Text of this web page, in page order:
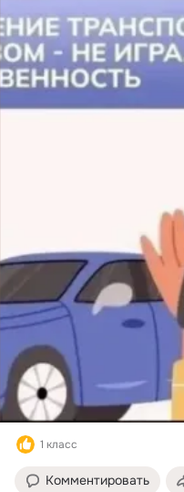
1 класс
Комментировать